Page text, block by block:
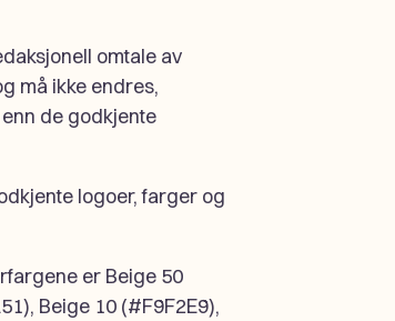
omtale av
må ikke endres,
de godkjente
logoer, farger og
er Beige 50
Beige 10 (#F9F2E9),